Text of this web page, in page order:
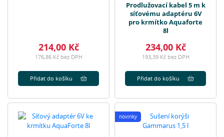
214,00 Kč
176,86 Kč bez DPH
Přidat do košíku
Prodlužovací kabel 5 m k
síťovému adaptéru 6V
pro krmítko Aquaforte
8l
234,00 Kč
193,39 Kč bez DPH
Přidat do košíku
novinky